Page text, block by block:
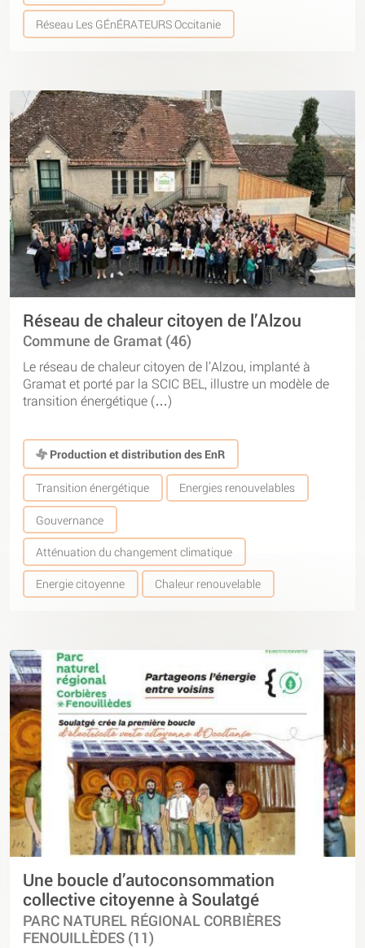
Réseau Les GÉnÉRATEURS Occitanie
Réseau de chaleur citoyen de l’Alzou
Commune de Gramat (46)
Le réseau de chaleur citoyen de l’Alzou, implanté à
Gramat et porté par la SCIC BEL, illustre un modèle de
transition énergétique (…)
Production et distribution des EnR
Transition énergétique Energies renouvelables
Gouvernance
Atténuation du changement climatique
Energie citoyenne Chaleur renouvelable
Une boucle d’autoconsommation
collective citoyenne à Soulatgé
PARC NATUREL RÉGIONAL CORBIÈRES
FENOUILLÈDES (11)